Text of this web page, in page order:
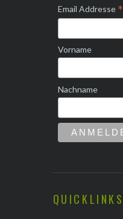
Email Addresse *
Vorname
Nachname
QUICKLINKS